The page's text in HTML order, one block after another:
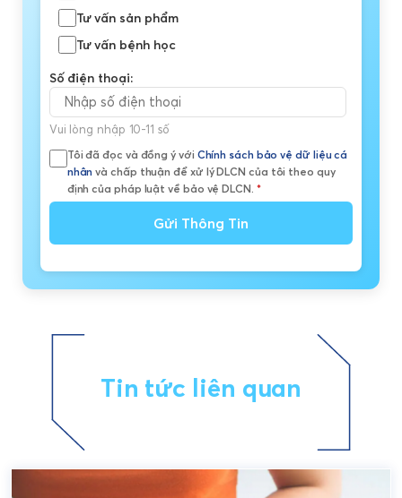
Tư vấn sản phẩm
Tư vấn bệnh học
Số điện thoại:
Vui lòng nhập 10-11 số
Tôi đã đọc và đồng ý với Chính sách bảo vệ dữ liệu cá
nhân và chấp thuận để xử lý DLCN của tôi theo quy
định của pháp luật về bảo vệ DLCN. *
Gửi Thông Tin
Tin tức liên quan